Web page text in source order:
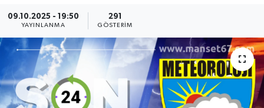
09.10.2025 - 19:50
YAYINLANMA
291
GÖSTERIM
Kültür-Sanat
Magazin
Medya
Mizah